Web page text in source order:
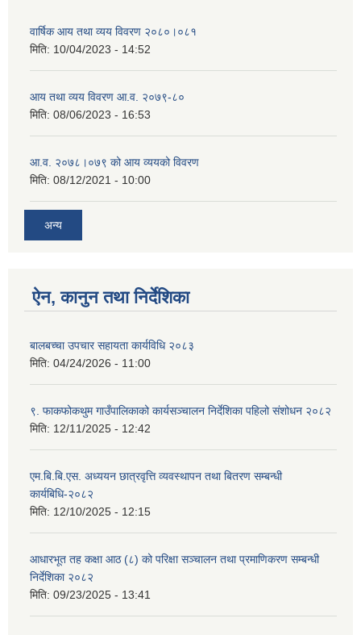
वार्षिक आय तथा व्यय विवरण २०८०।०८१
मिति: 10/04/2023 - 14:52
आय तथा व्यय विवरण आ.व. २०७९-८०
मिति: 08/06/2023 - 16:53
आ.व. २०७८।०७९ को आय व्ययको विवरण
मिति: 08/12/2021 - 10:00
अन्य
ऐन, कानुन तथा निर्देशिका
बालबच्चा उपचार सहायता कार्यविधि २०८३
मिति: 04/24/2026 - 11:00
९. फाकफोकथुम गाउँपालिकाको कार्यसञ्चालन निर्देशिका पहिलो संशोधन २०८२
मिति: 12/11/2025 - 12:42
एम.बि.बि.एस. अध्ययन छात्रवृत्ति व्यवस्थापन तथा बितरण सम्बन्धी
कार्यबिधि-२०८२
मिति: 12/10/2025 - 12:15
आधारभूत तह कक्षा आठ (८) को परिक्षा सञ्चालन तथा प्रमाणिकरण सम्बन्धी
निर्देशिका २०८२
मिति: 09/23/2025 - 13:41